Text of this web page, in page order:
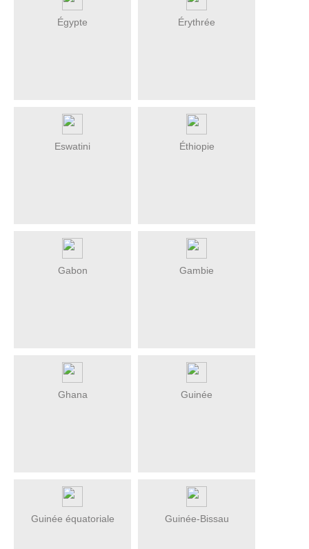
Égypte Érythrée
Eswatini Éthiopie
Gabon Gambie
Ghana Guinée
Guinée équatoriale Guinée-Bissau